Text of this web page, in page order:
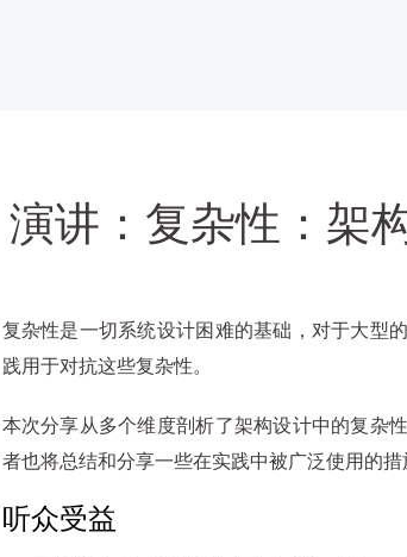
演讲：复杂性：架
复杂性是一切系统设计困难的基础，对于大型
践用于对抗这些复杂性。
本次分享从多个维度剖析了架构设计中的复杂
者也将总结和分享一些在实践中被广泛使用的措
听众受益